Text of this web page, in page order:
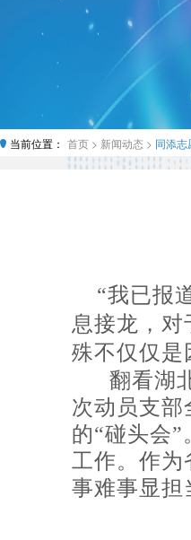
当前位置： 首页 > 新闻动态 > 同添志
“我已报
息接龙，
殊不仅仅是
翻看湖
次动员支
的“碰头会
工作。作为
事难事显担